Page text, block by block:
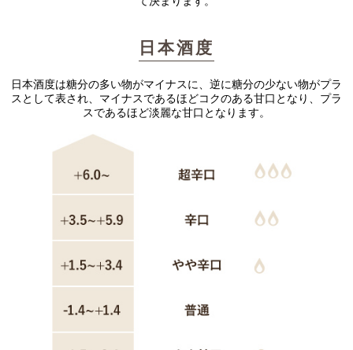
日本酒度
日本酒度は糖分の多い物がマイナスに、逆に糖分の少ない物がプラ
スとして表され、 マイナスであるほどコクのある甘口となり、プラ
スであるほど淡麗な甘口となります。